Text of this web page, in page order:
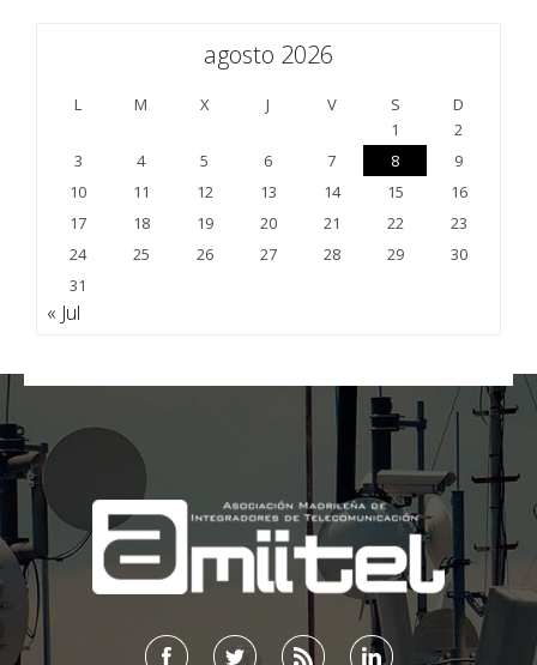
agosto 2026
L M X J V S
D
1
2
3
4 5 6 7 8
9
10
11 12 13 14 15
16
17
18 19 20 21 22
23
24
25 26 27 28 29
30
31
« Jul
;